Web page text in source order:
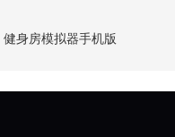
健身房模拟器手机版